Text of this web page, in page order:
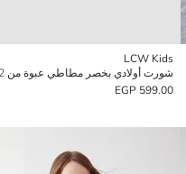
LCW Kids
شورت أولادي بخصر مطاطي عبوة من 2 قطع
599.00 EGP